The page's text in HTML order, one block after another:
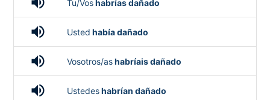
Tu/Voshabrías dañado
volume_up Usted había dañado
volume_up Vosotros/ashabríais dañado
volume_up Ustedeshabrían dañado